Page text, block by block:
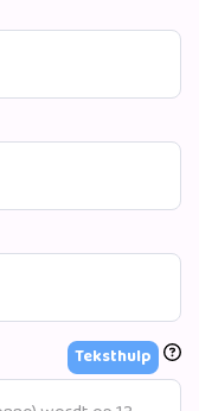
Teksthulp